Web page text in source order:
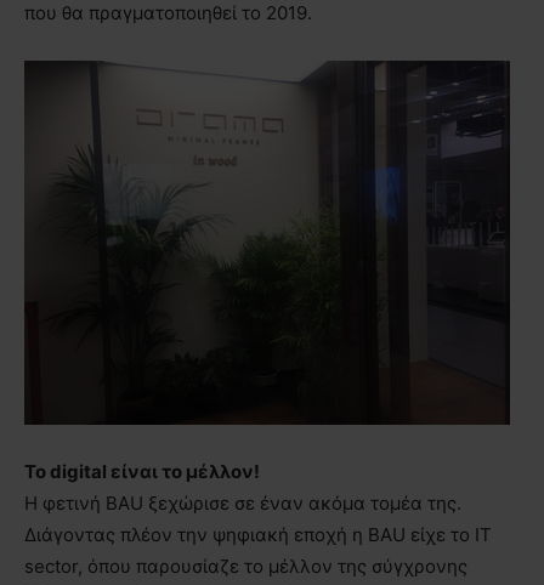
που θα πραγματοποιηθεί το 2019.
Το digital είναι το μέλλον!
Η φετινή BAU ξεχώρισε σε έναν ακόμα τομέα της.
Διάγοντας πλέον την ψηφιακή εποχή η BAU είχε το IT
sector, όπου παρουσίαζε το μέλλον της σύγχρονης